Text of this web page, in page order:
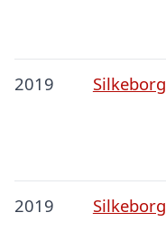
2019 Silkeborg
2019 Silkeborg